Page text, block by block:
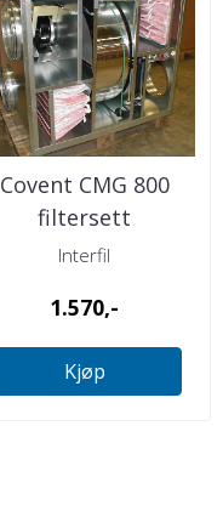
Covent CMG 800
filtersett
Interfil
1.570,-
Kjøp